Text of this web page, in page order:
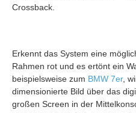
Crossback.
Erkennt das System eine
Rahmen rot und es ertönt ein
beispielsweise zum BMW 7er,
dimensionierte Bild über das
großen Screen in der